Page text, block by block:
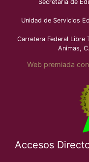
Secretaría de
Unidad de Servicios
Carretera Federal Libre
Animas,
Web premiada
Accesos